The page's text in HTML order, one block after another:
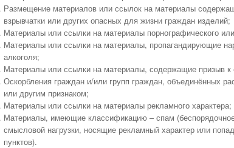
Размещение материалов или ссылок на материалы
взрывчатки или других опасных для жизни граждан изделий;
Материалы или ссылки на материалы порнографического или
Материалы или ссылки на материалы, пропагандирующие
алкоголя;
Материалы или ссылки на материалы, содержащие призыв к
Оскорбления граждан и/или групп граждан, объединённых
или другим признаком;
Материалы или ссылки на материалы рекламного характера;
Материалы, имеющие классификацию – спам
смысловой нагрузки, носящие рекламный характер или
пунктов).